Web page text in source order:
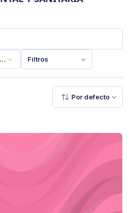
Y SANITARIA
Filtros
Por defecto